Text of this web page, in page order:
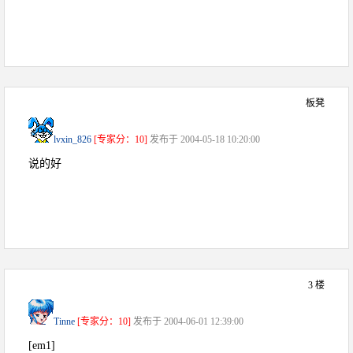
板凳
lvxin_826 [专家分：10] 发布于 2004-05-18 10:20:00
说的好
3 楼
Tinne [专家分：10] 发布于 2004-06-01 12:39:00
[em1]